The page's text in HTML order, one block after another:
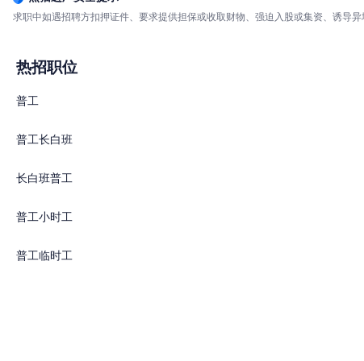
求职中如遇招聘方扣押证件、要求提供担保或收取财物、强迫入股或集资、诱导
热招职位
普工
普工长白班
长白班普工
普工小时工
普工临时工